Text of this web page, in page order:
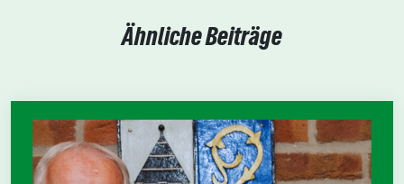
Ähnliche Beiträge